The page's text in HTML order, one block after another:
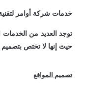
خدمات شركة أوامر
توجد العديد من
حيث إنها لا تختص بتصميم
تصميم المواقع